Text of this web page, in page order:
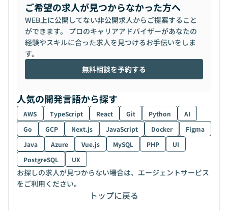
ご希望の求人が見つからなかった方へ
WEB上に公開してない非公開求人からご提案すること
ができます。 プロのキャリアアドバイザーがあなたの
経験やスキルに合った求人を見つけるお手伝いをしま
す。
無料相談を予約する
人気の開発言語から探す
AWS TypeScript React Git Python
AI
Go
GCP Next.js JavaScript Docker
Figma
Java
Azure Vue.js MySQL PHP
UI
PostgreSQL
UX
お探しの求人が見つからない場合は、エージェントサービス
をご利用ください。
トップに戻る